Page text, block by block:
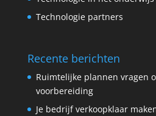
Technologie partners
Recente berichten
Ruimtelijke plannen vragen
voorbereiding
Je bedrijf verkoopklaar